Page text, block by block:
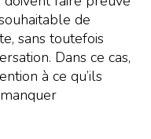
de
sans toutefois
Dans ce cas,
à ce qu’ils